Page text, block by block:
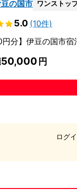
の国市 ワンストッ
5.0 (10件)
円分】伊豆の国市
50,000
ログ